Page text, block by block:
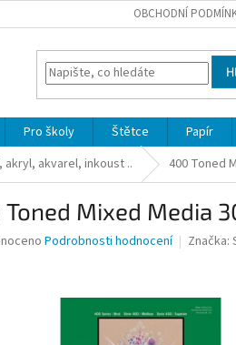
OBCHODNÍ
Pro školy Štětce Papír
akvarel, inkoust .. 400 Toned
Mixed Media
Podrobnosti hodnocení Značka: